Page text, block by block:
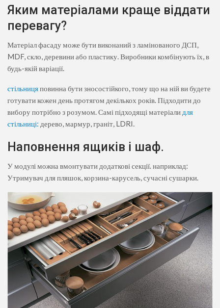
Яким матеріалами краще віддати
перевагу?
Матеріал фасаду може бути виконаний з ламінованого ДСП,
MDF, скло, деревини або пластику. Виробники комбінують їх, в
будь-якій варіації.
стільницяповинна бути зносостійкого, тому що на ній ви будете
готувати кожен день протягом декількох років. Підходити до
вибору потрібно з розумом. Самі підходящі матеріали для
стільниці: дерево, мармур, граніт, LDRI.
Наповнення ящиків і шаф.
У модулі можна вмонтувати додаткові секції. наприклад:
Утримувач для пляшок, корзина-карусель, сучасні сушарки.